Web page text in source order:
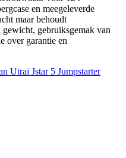
en meegeleverde
maar behoudt
gewicht, gebruiksgemak van
over garantie en
Utrai Jstar 5 Jumpstarter